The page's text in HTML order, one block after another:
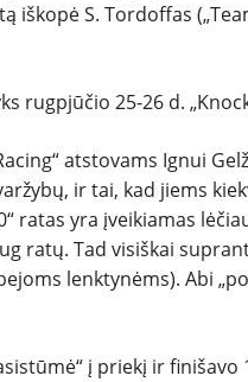
S. Tordoffas
rugpjūčio 25-26 d.
atstovams Ignui
ir tai, kad jiems
ratas yra įveikiamas
ratų. Tad visiškai
lenktynėms). Abi
į priekį ir finišavo